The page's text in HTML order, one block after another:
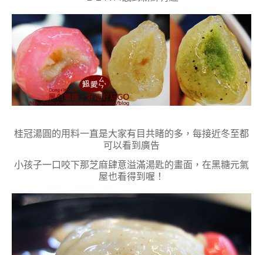
桂冠湯圓的用料一直是大家有目共睹的多，每接近冬至都
可以看到廣告
小孩子一口咬下那芝麻肆意溢滿湯匙的畫面，在黑糖元氣
屋也看得到喔！